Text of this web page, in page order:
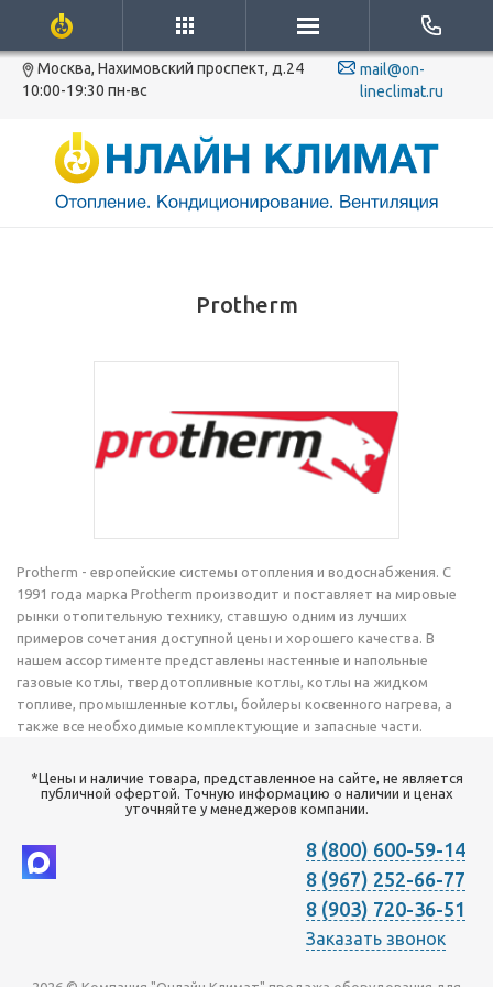
Москва, Нахимовский проспект, д.24
10:00-19:30 пн-вс
mail@on-
lineclimat.ru
Protherm
Protherm - европейские системы отопления и водоснабжения. С
1991 года марка Protherm производит и поставляет на мировые
рынки отопительную технику, ставшую одним из лучших
примеров сочетания доступной цены и хорошего качества. В
нашем ассортименте представлены настенные и напольные
газовые котлы, твердотопливные котлы, котлы на жидком
топливе, промышленные котлы, бойлеры косвенного нагрева, а
также все необходимые комплектующие и запасные части.
*Цены и наличие товара, представленное на сайте, не является
публичной офертой. Точную информацию о наличии и ценах
уточняйте у менеджеров компании.
8 (800) 600-59-14
8 (967) 252-66-77
8 (903) 720-36-51
Заказать звонок